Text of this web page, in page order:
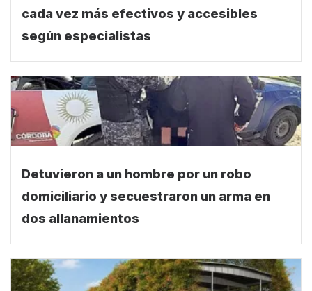
cada vez más efectivos y accesibles
según especialistas
Detuvieron a un hombre por un robo
domiciliario y secuestraron un arma en
dos allanamientos